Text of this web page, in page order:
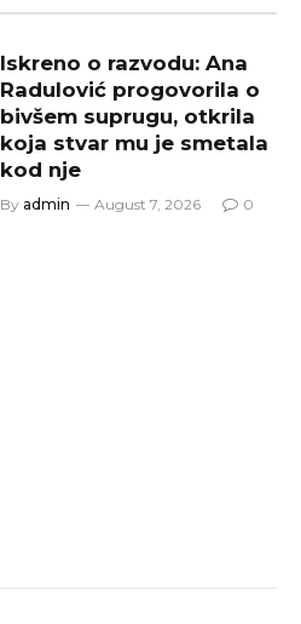
Iskreno o razvodu: Ana
Radulović progovorila o
bivšem suprugu, otkrila
koja stvar mu je smetala
kod nje
By admin August 7, 2026 0